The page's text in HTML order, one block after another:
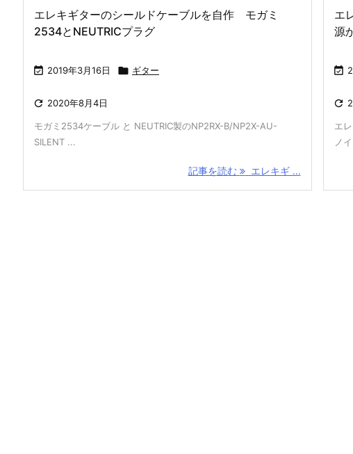
エレキギターのシールドケーブルを自作 モガミ
2534とNEUTRICプラグ
 2019年3月16日  ギター
 2020年8月4日
モガミ2534ケーブル と NEUTRIC製のNP2RX-B/NP2X-AU-
SILENT ...
記事を読む エレキギ ...
エ
源


エ
ノ